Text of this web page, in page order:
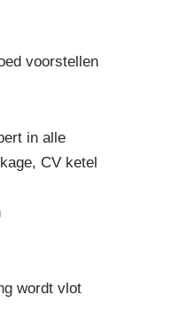
voorstellen
in alle
CV ketel
wordt vlot